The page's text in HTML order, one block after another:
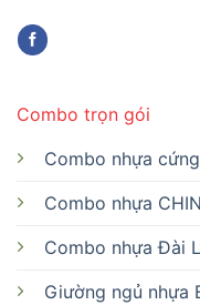
Combo trọn gói
Combo nhựa
Combo nhựa
Combo nhựa Đài
Giường ngủ nhựa